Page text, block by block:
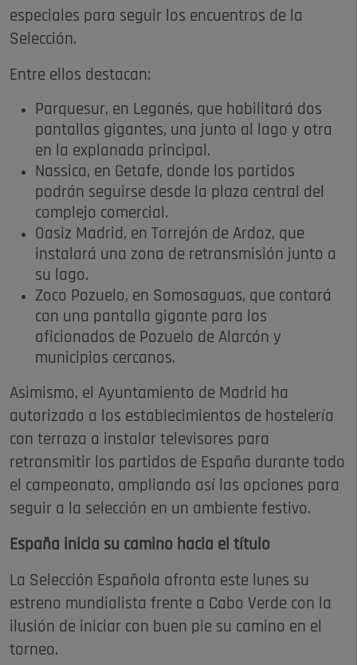
especiales para seguir los encuentros de la
Selección.
Entre ellos destacan:
Parquesur, en Leganés, que habilitará dos
pantallas gigantes, una junto al lago y otra
en la explanada principal.
Nassica, en Getafe, donde los partidos
podrán seguirse desde la plaza central del
complejo comercial.
Oasiz Madrid, en Torrejón de Ardoz, que
instalará una zona de retransmisión junto a
su lago.
Zoco Pozuelo, en Somosaguas, que contará
con una pantalla gigante para los
aficionados de Pozuelo de Alarcón y
municipios cercanos.
Asimismo, el Ayuntamiento de Madrid ha
autorizado a los establecimientos de hostelería
con terraza a instalar televisores para
retransmitir los partidos de España durante todo
el campeonato, ampliando así las opciones para
seguir a la selección en un ambiente festivo.
España inicia su camino hacia el título
La Selección Española afronta este lunes su
estreno mundialista frente a Cabo Verde con la
ilusión de iniciar con buen pie su camino en el
torneo.